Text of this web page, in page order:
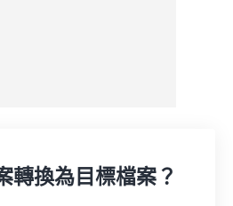
轉換為目標檔案？